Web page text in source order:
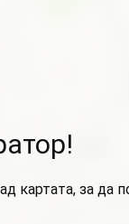
картата, за да